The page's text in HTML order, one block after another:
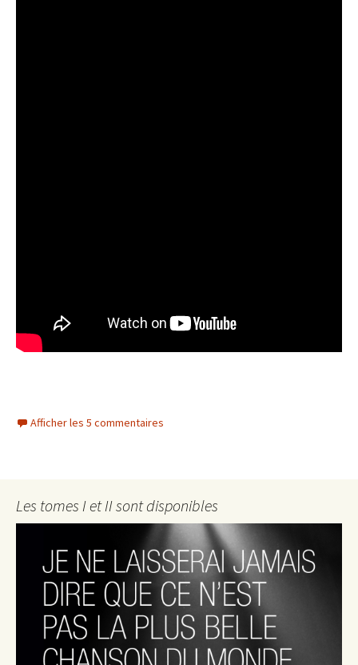
Afficher les 5 commentaires
Les tomes I et II sont disponibles